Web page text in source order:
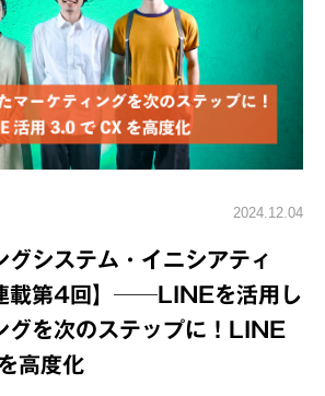
2024.12.04
グシステム・イニシアティ
載第4回】──LINEを活用し
グを次のステップに！LINE
高度化